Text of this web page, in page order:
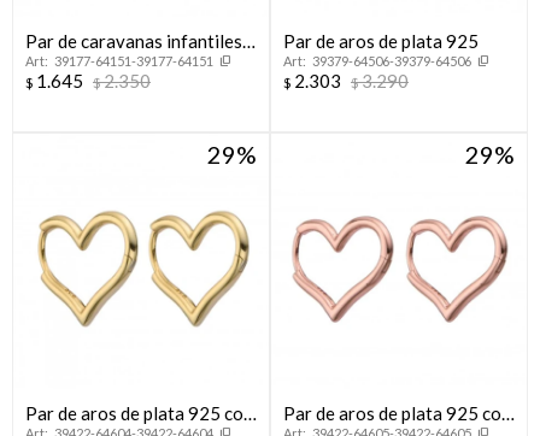
Par de caravanas infantiles
en plata 925, FLOR.
39177-64151-39177-64151
$ 1.645 $2.350
Par de aros de plata 925
39379-64506-39379-64506
$ 2.303 $3.290
29
Par de aros de plata 925 con
29
Par de aros de plata 925 con